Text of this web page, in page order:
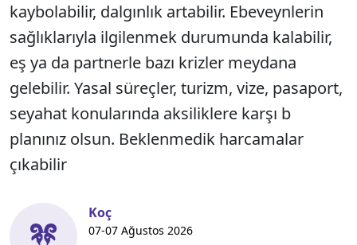
kaybolabilir, dalgınlık artabilir. Ebeveynlerin
sağlıklarıyla ilgilenmek durumunda kalabilir,
eş ya da partnerle bazı krizler meydana
gelebilir. Yasal süreçler, turizm, vize, pasaport,
seyahat konularında aksiliklere karşı b
planınız olsun. Beklenmedik harcamalar
çıkabilir
Koç
07-07 Ağustos 2026